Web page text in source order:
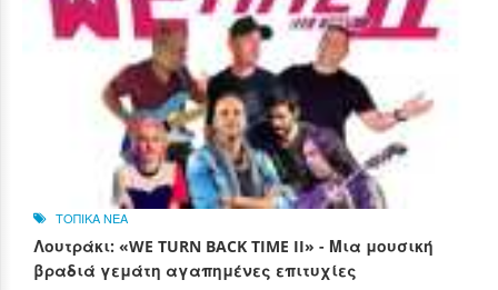
ΤΟΠΙΚΑ ΝΕΑ
Λουτράκι: «WE TURN BACK TIME II» - Μια μουσική
βραδιά γεμάτη αγαπημένες επιτυχίες